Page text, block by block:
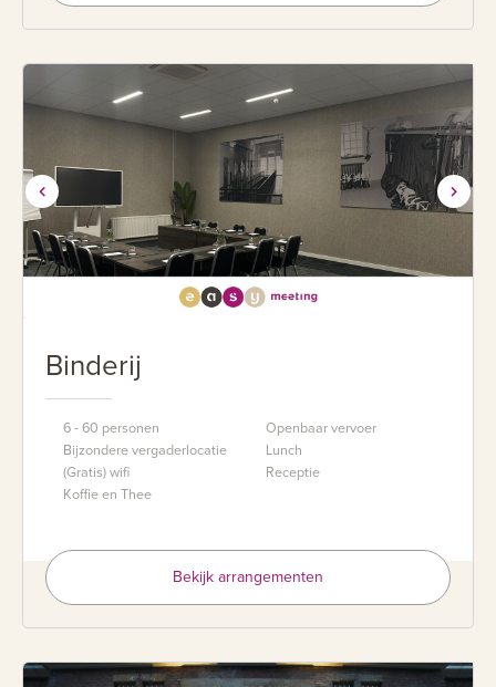
Binderij
6 - 60 personen
Bijzondere vergaderlocatie
(Gratis) wifi
Koffie en Thee
Openbaar vervoer
Lunch
Receptie
Bekijk arrangementen